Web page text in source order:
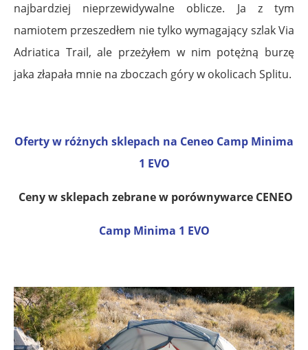
najbardziej nieprzewidywalne oblicze. Ja z tym
namiotem przeszedłem nie tylko wymagający szlak Via
Adriatica Trail, ale przeżyłem w nim potężną burzę
jaka złapała mnie na zboczach góry w okolicach Splitu.
Oferty w różnych sklepach na Ceneo Camp Minima
1 EVO
Ceny w sklepach zebrane w porównywarce CENEO
Camp Minima 1 EVO